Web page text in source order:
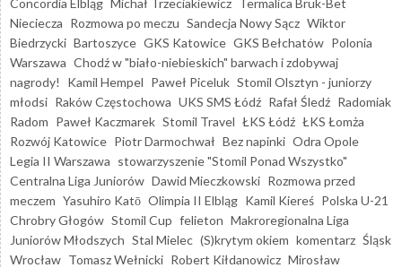
Nieciecza Rozmowa po meczu Sandecja Nowy Sącz Wiktor
Biedrzycki Bartoszyce GKS Katowice GKS Bełchatów Polonia
Warszawa Chodź w "biało-niebieskich" barwach i zdobywaj
nagrody!
Kamil Hempel Paweł Piceluk Stomil Olsztyn - juniorzy
młodsi Raków Częstochowa UKS SMS Łódź Rafał Śledź Radomiak
Radom Paweł Kaczmarek Stomil Travel ŁKS Łódź ŁKS Łomża
Rozwój Katowice Piotr Darmochwał Bez napinki Odra Opole
Legia II Warszawa stowarzyszenie "Stomil Ponad Wszystko"
Centralna Liga Juniorów Dawid Mieczkowski Rozmowa przed
meczem Yasuhiro Katō Olimpia II Elbląg Kamil Kiereś Polska U-21
Chrobry Głogów Stomil Cup felieton Makroregionalna Liga
Juniorów Młodszych Stal Mielec (S)krytym okiem komentarz Śląsk
Wrocław Tomasz Wełnicki Robert Kiłdanowicz Mirosław